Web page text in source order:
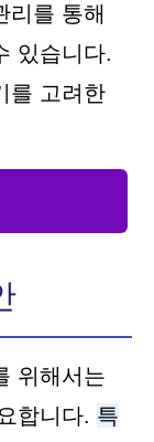
리를 통해
있습니다.
를 고려한
위해서는
합니다. 특